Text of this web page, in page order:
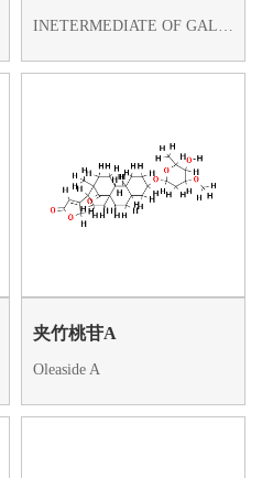
INETERMEDIATE OF GALANTHAMINE 1
夹竹桃苷A
Oleaside A